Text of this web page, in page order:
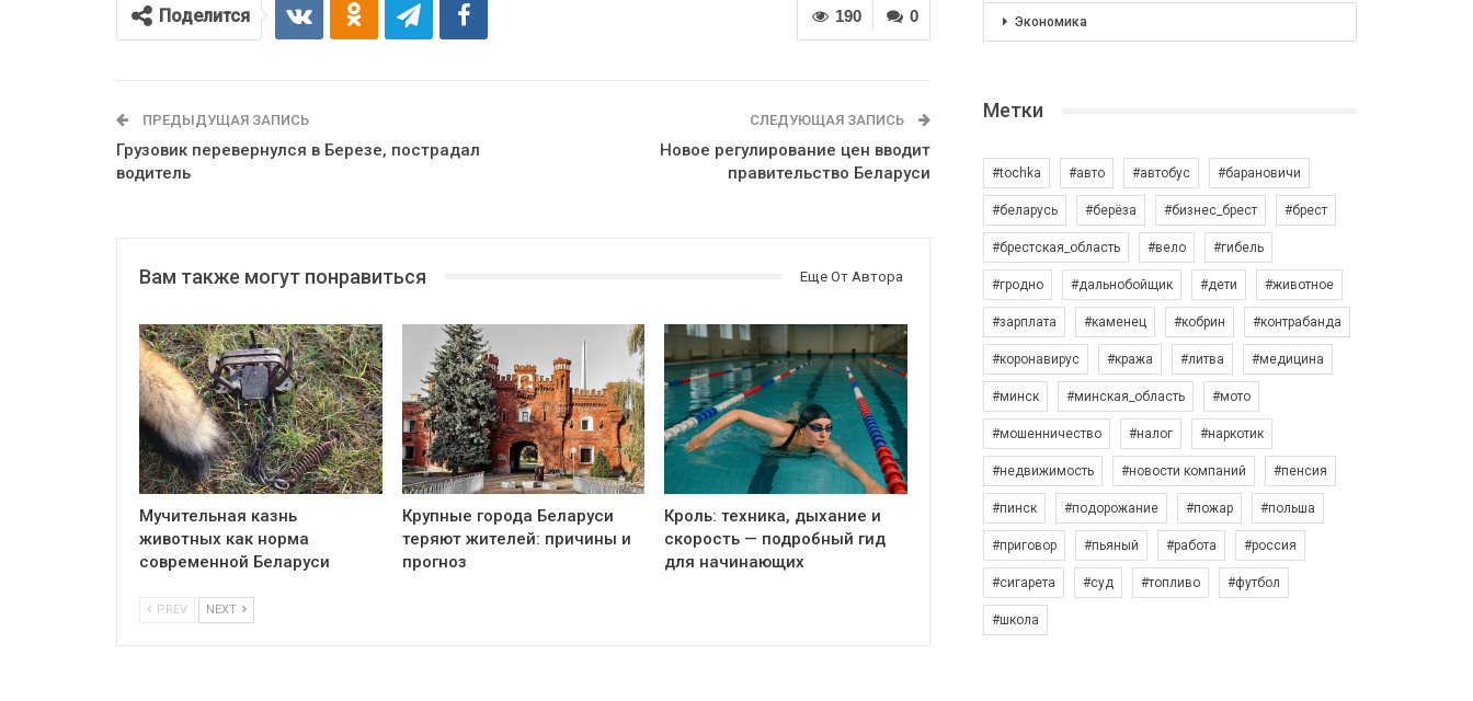
0
190
Поделится
ПРЕДЫДУЩАЯ ЗАПИСЬ
Грузовик перевернулся в Березе, пострадал
водитель
СЛЕДУЮЩАЯ ЗАПИСЬ
Новое регулирование цен вводит
правительство Беларуси
Вам также могут понравиться Еще От Автора
Мучительная казнь
животных как норма
современной Беларуси
Крупные города Беларуси
теряют жителей: причины и
прогноз
Кроль: техника, дыхание и
скорость — подробный гид
для начинающих
PREV NEXT
Экономика
Метки
#tochka #авто #автобус #барановичи
#беларусь #берёза #бизнес_брест #брест
#брестская_область #вело #гибель
#гродно #дальнобойщик #дети #животное
#зарплата #каменец #кобрин #контрабанда
#коронавирус #кража #литва #медицина
#минск #минская_область #мото
#мошенничество #налог #наркотик
#недвижимость #новости компаний #пенсия
#пинск #подорожание #пожар #польша
#приговор #пьяный #работа #россия
#сигарета #суд #топливо #футбол
#школа